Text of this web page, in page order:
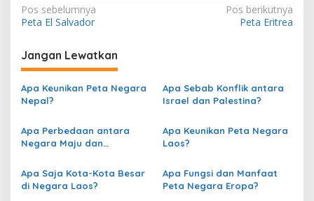
N
a
v
i
g
a
s
i
p
o
Pos sebelumnya
Peta El Salvador
Pos berikutnya
Peta Eritrea
Jangan Lewatkan
Apa Keunikan Peta Negara
Nepal?
Apa Sebab Konflik antara
Israel dan Palestina?
Apa Perbedaan antara
Negara Maju dan
Peta?
Apa Keunikan Peta Negara
Laos?
Apa Saja Kota-Kota Besar
di Negara Laos?
Apa Fungsi dan Manfaat
Peta Negara Eropa?